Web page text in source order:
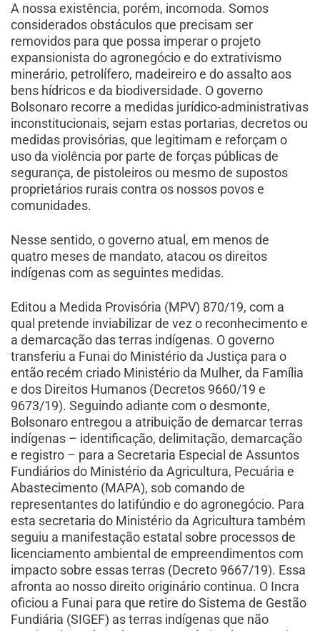
A nossa existência, porém, incomoda. Somos
considerados obstáculos que precisam ser
removidos para que possa imperar o projeto
expansionista do agronegócio e do extrativismo
minerário, petrolífero, madeireiro e do assalto aos
bens hídricos e da biodiversidade. O governo
Bolsonaro recorre a medidas jurídico-administrativas
inconstitucionais, sejam estas portarias, decretos ou
medidas provisórias, que legitimam e reforçam o
uso da violência por parte de forças públicas de
segurança, de pistoleiros ou mesmo de supostos
proprietários rurais contra os nossos povos e
comunidades.
Nesse sentido, o governo atual, em menos de
quatro meses de mandato, atacou os direitos
indígenas com as seguintes medidas.
Editou a Medida Provisória (MPV) 870/19, com a
qual pretende inviabilizar de vez o reconhecimento e
a demarcação das terras indígenas. O governo
transferiu a Funai do Ministério da Justiça para o
então recém criado Ministério da Mulher, da Família
e dos Direitos Humanos (Decretos 9660/19 e
9673/19). Seguindo adiante com o desmonte,
Bolsonaro entregou a atribuição de demarcar terras
indígenas – identificação, delimitação, demarcação
e registro – para a Secretaria Especial de Assuntos
Fundiários do Ministério da Agricultura, Pecuária e
Abastecimento (MAPA), sob comando de
representantes do latifúndio e do agronegócio. Para
esta secretaria do Ministério da Agricultura também
seguiu a manifestação estatal sobre processos de
licenciamento ambiental de empreendimentos com
impacto sobre essas terras (Decreto 9667/19). Essa
afronta ao nosso direito originário continua. O Incra
oficiou a Funai para que retire do Sistema de Gestão
Fundiária (SIGEF) as terras indígenas que não